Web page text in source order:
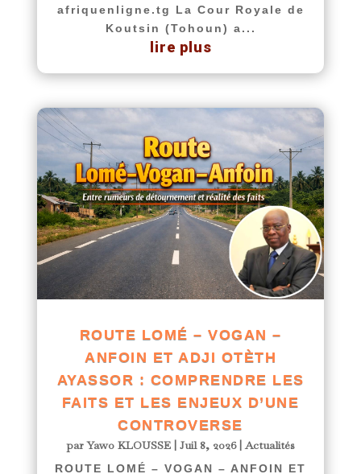
afriquenligne.tg La Cour Royale de
Koutsin (Tohoun) a...
lire plus
ROUTE LOMÉ – VOGAN –
ANFOIN ET ADJI OTÈTH
AYASSOR : COMPRENDRE LES
FAITS ET LES ENJEUX D’UNE
CONTROVERSE
parYawo KLOUSSE| Juil 8, 2026|Actualités
ROUTE LOMÉ – VOGAN – ANFOIN ET